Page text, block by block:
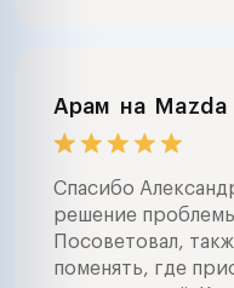
Арам на Mazda
Спасибо
решение
Посоветовал,
поменять, где